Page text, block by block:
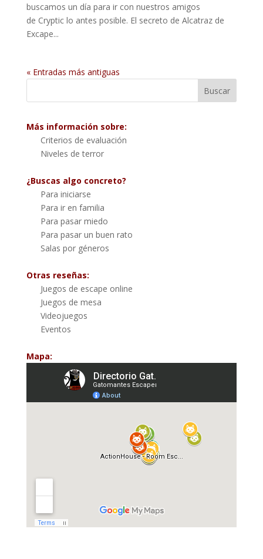
buscamos un día para ir con nuestros amigos
de Cryptic lo antes posible. El secreto de Alcatraz de
Excape...
« Entradas más antiguas
Más información sobre:
Criterios de evaluación
Niveles de terror
¿Buscas algo concreto?
Para iniciarse
Para ir en familia
Para pasar miedo
Para pasar un buen rato
Salas por géneros
Otras reseñas:
Juegos de escape online
Juegos de mesa
Videojuegos
Eventos
Mapa: